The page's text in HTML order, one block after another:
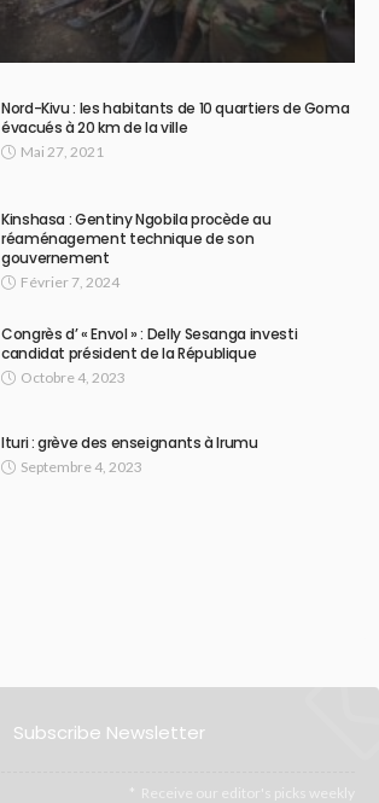
Nord-Kivu : les habitants de 10 quartiers de Goma
évacués à 20 km de la ville
Mai 27, 2021
Kinshasa : Gentiny Ngobila procède au
réaménagement technique de son
gouvernement
Février 7, 2024
Congrès d’ « Envol » : Delly Sesanga investi
candidat président de la République
Octobre 4, 2023
Ituri : grève des enseignants à Irumu
Septembre 4, 2023
Subscribe Newsletter
Receive our editor's picks weekly